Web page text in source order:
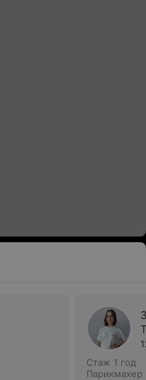
Стаж 1 год
Парикмахер